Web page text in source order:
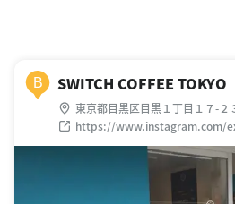
B SWITCH COFFEE TOKYO
東京都目黒区目黒１丁目１７-２
https://www.instagram.com/
2